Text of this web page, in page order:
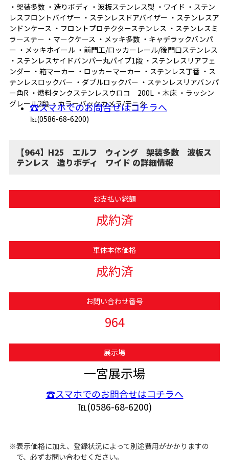
・架装多数 ・造りボディ ・波板ステンレス製 ・ワイド ・ステン
レスフロントバイザー ・ステンレスドアバイザー ・ステンレスア
ンドンケース ・フロントプロテクターステンレス ・ステンレスミ
ラーステー ・マークケース ・メッキ多数 ・キャデラックバンパ
ー ・メッキホイール ・前門工/ロッカーレール/後門口ステンレス
・ステンレスサイドバンパー丸パイプ1段 ・ステンレスリアフェ
ンダー ・箱マーカー ・ロッカーマーカー ・ステンレス丁番 ・ス
テンレスロックバー ・ダブルロックバー ・ステンレスリアバンパ
ー角R ・燃料タンクステンレスウロコ 200L ・木床 ・ラッシン
グレール2段 ・カラーバックカメラ/モニタ
☎スマホでのお問合せはコチラへ
℡(0586-68-6200)
【964】H25 エルフ ウィング 架装多数 波板ス
テンレス 造りボディ ワイド の詳細情報
お支払い総額
成約済
車体本体価格
成約済
お問い合わせ番号
964
展示場
一宮展示場
☎スマホでのお問合せはコチラへ
℡(0586-68-6200)
※表示価格に加え、登録状況によって別途費用がかかりますの
で、必ずお問い合わせください。